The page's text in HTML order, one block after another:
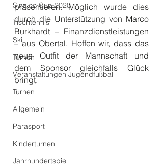
Sinalco Cup 2020
Tischtennis
Ski
Turnen
Veranstaltungen Jugendfußball
Turnen
Allgemein
Parasport
Kinderturnen
Jahrhundertspiel
präsentieren. Möglich wurde dies
durch die Unterstützung von Marco
Burkhardt – Finanzdienstleistungen
– aus Obertal. Hoffen wir, dass das
neue Outfit der Mannschaft und
dem Sponsor gleichfalls Glück
bringt.